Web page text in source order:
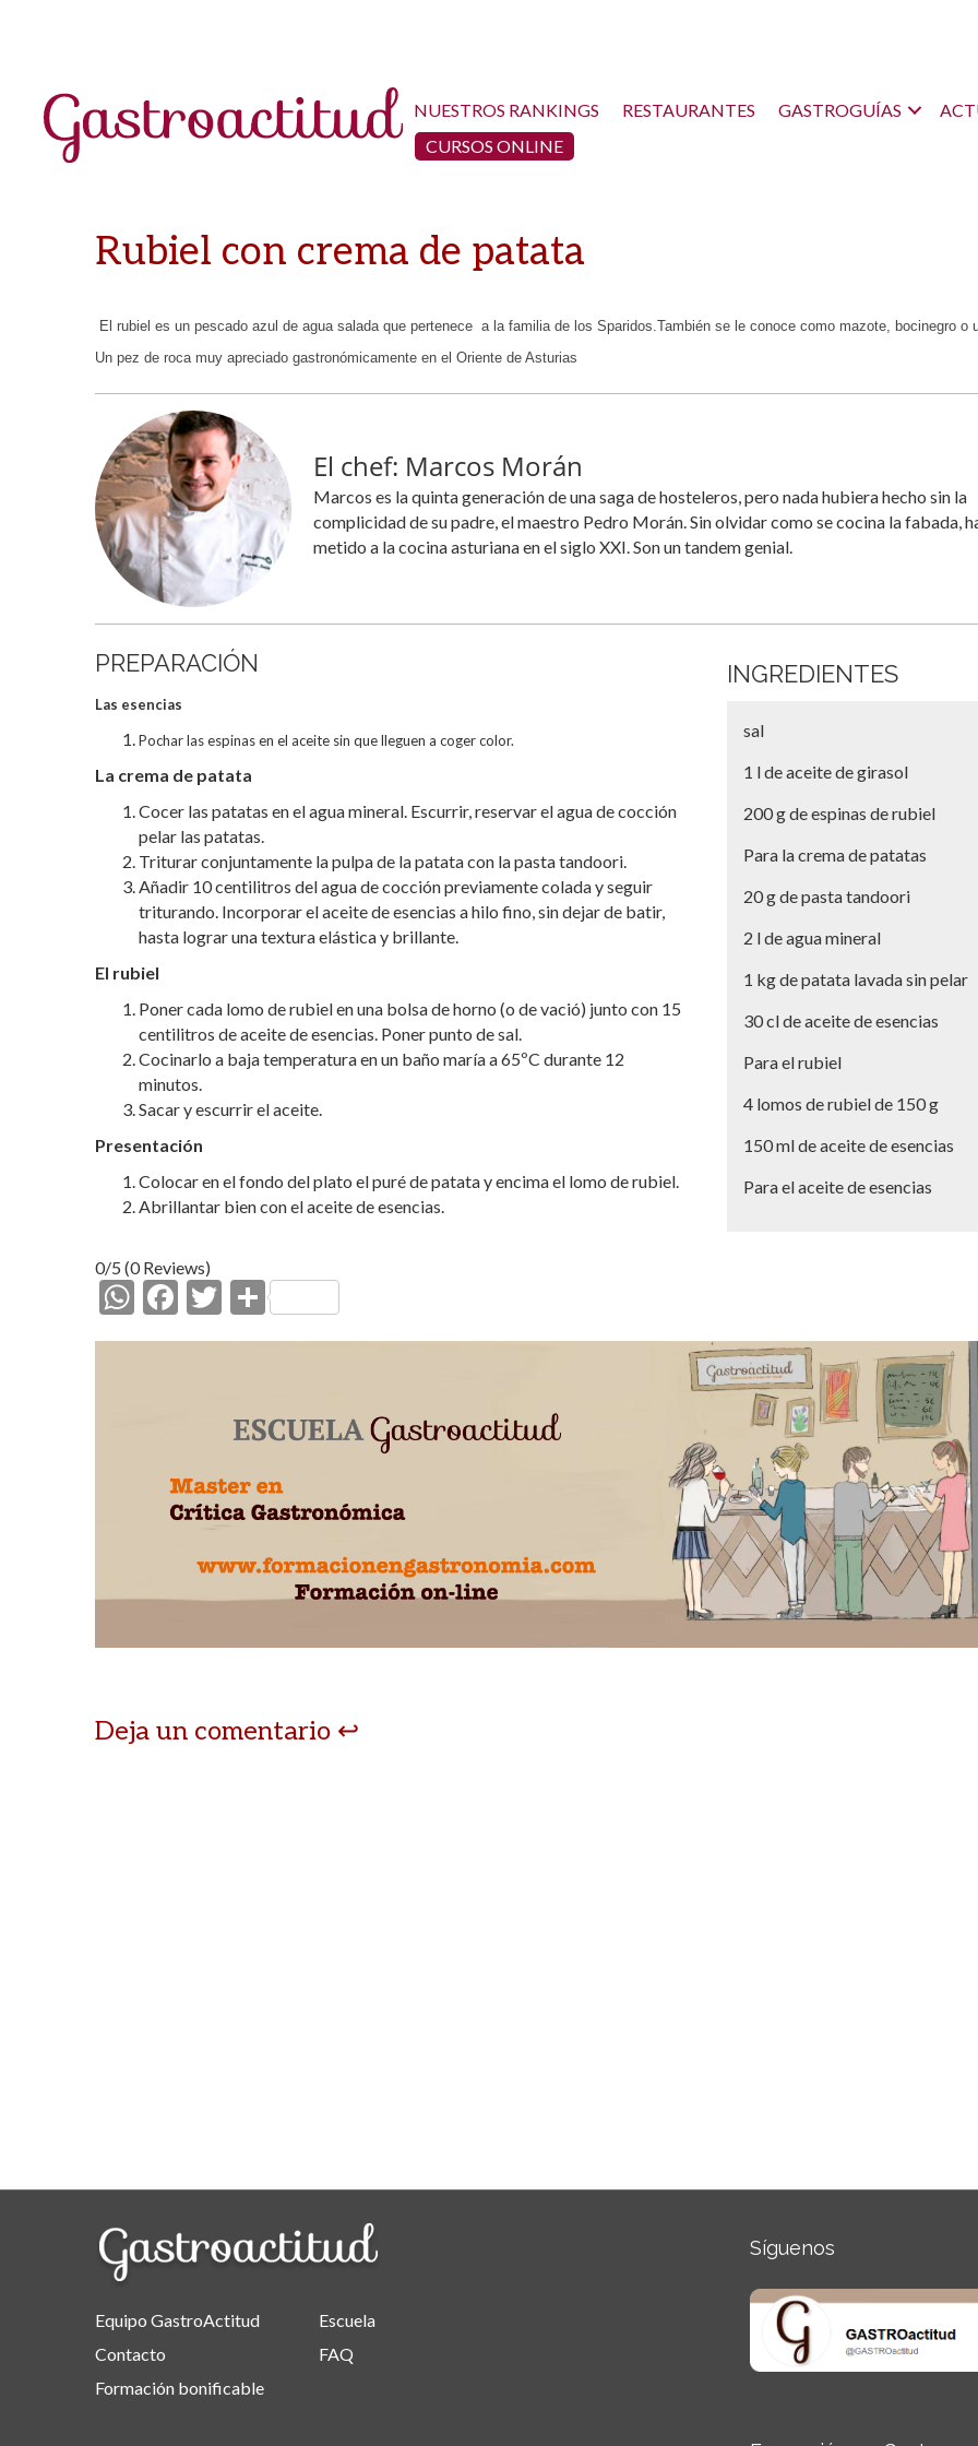
NUESTROS RANKINGS RESTAURANTES GASTROGUÍAS
CURSOS ONLINE
Rubiel con crema de patata
El rubiel es un pescado azul de agua salada que pertenece a la familia de los Sparidos.También se le conoce como mazote, bocinegro o
Un pez de roca muy apreciado gastronómicamente en el Oriente de Asturias
El chef: Marcos Morán
Marcos es la quinta generación de una saga de hosteleros, pero nada hubiera hecho sin la
complicidad de su padre, el maestro Pedro Morán. Sin olvidar como se cocina la fabada,
metido a la cocina asturiana en el siglo XXI. Son un tandem genial.
INGREDIENTES
sal
1 l de aceite de girasol
200 g de espinas de rubiel
Para la crema de patatas
20 g de pasta tandoori
2 l de agua mineral
1 kg de patata lavada sin pelar
30 cl de aceite de esencias
Para el rubiel
4 lomos de rubiel de 150 g
150 ml de aceite de esencias
Para el aceite de esencias
PREPARACIÓN
Las esencias
Pochar las espinas en el aceite sin que lleguen a coger color.
La crema de patata
Cocer las patatas en el agua mineral. Escurrir, reservar el agua de cocción
pelar las patatas.
Triturar conjuntamente la pulpa de la patata con la pasta tandoori.
Añadir 10 centilitros del agua de cocción previamente colada y seguir
triturando. Incorporar el aceite de esencias a hilo fino, sin dejar de batir,
hasta lograr una textura elástica y brillante.
El rubiel
Poner cada lomo de rubiel en una bolsa de horno (o de vació) junto con 15
centilitros de aceite de esencias. Poner punto de sal.
Cocinarlo a baja temperatura en un baño maría a 65ºC durante 12
minutos.
Sacar y escurrir el aceite.
Presentación
Colocar en el fondo del plato el puré de patata y encima el lomo de rubiel.
Abrillantar bien con el aceite de esencias.
0/5 (0 Reviews)
W
h
F
ac
o
k
T
w
C
o
ar
ti
r
Deja un comentario
Equipo GastroActitud
Contacto
Formación bonificable
Escuela
FAQ
Síguenos